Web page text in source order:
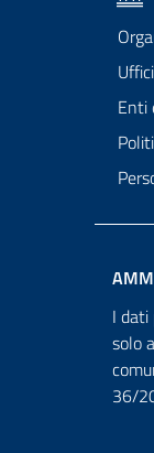
Uffici
Enti
I dati
solo
36/